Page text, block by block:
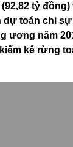
tỷ đồng)
toán chi
ương năm
kê rừng